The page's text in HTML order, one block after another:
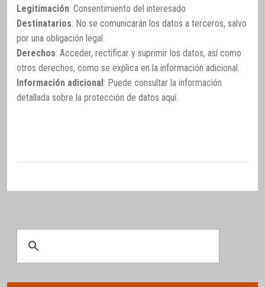
Legitimación: Consentimiento del interesado
Destinatarios: No se comunicarán los datos a terceros, salvo
por una obligación legal.
Derechos: Acceder, rectificar y suprimir los datos, así como
otros derechos, como se explica en la información adicional.
Información adicional: Puede consultar la información
detallada sobre la protección de datos aquí.